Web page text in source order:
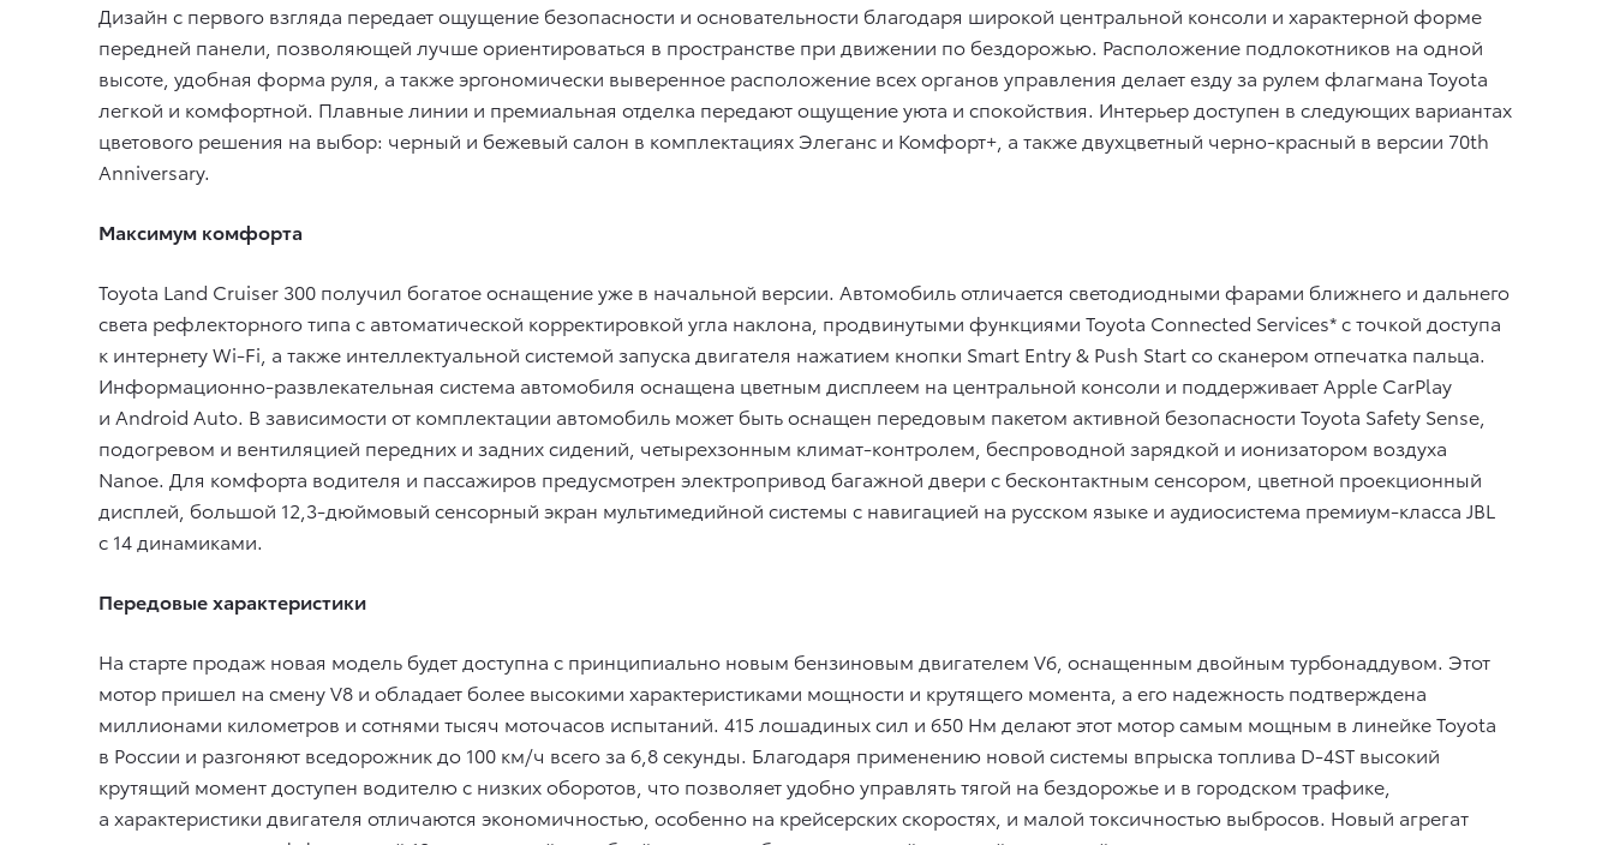
Дизайн с первого взгляда передает ощущение безопасности и основательности благодаря широкой центральной консоли и характерной форме
передней панели, позволяющей лучше ориентироваться в пространстве при движении по бездорожью. Расположение подлокотников на одной
высоте, удобная форма руля, а также эргономически выверенное расположение всех органов управления делает езду за рулем флагмана Toyota
легкой и комфортной. Плавные линии и премиальная отделка передают ощущение уюта и спокойствия. Интерьер доступен в следующих вариантах
цветового решения на выбор: черный и бежевый салон в комплектациях Элеганс и Комфорт+, а также двухцветный черно-красный в версии 70th
Anniversary.
Максимум комфорта
Toyota Land Cruiser 300 получил богатое оснащение уже в начальной версии. Автомобиль отличается светодиодными фарами ближнего и дальнего
света рефлекторного типа с автоматической корректировкой угла наклона, продвинутыми функциями Toyota Connected Services* с точкой доступа
к интернету Wi-Fi, а также интеллектуальной системой запуска двигателя нажатием кнопки Smart Entry & Push Start со сканером отпечатка пальца.
Информационно-развлекательная система автомобиля оснащена цветным дисплеем на центральной консоли и поддерживает Apple CarPlay
и Android Auto. В зависимости от комплектации автомобиль может быть оснащен передовым пакетом активной безопасности Toyota Safety Sense,
подогревом и вентиляцией передних и задних сидений, четырехзонным климат-контролем, беспроводной зарядкой и ионизатором воздуха
Nanoe. Для комфорта водителя и пассажиров предусмотрен электропривод багажной двери с бесконтактным сенсором, цветной проекционный
дисплей, большой 12,3-дюймовый сенсорный экран мультимедийной системы с навигацией на русском языке и аудиосистема премиум-класса JBL
с 14 динамиками.
Передовые характеристики
На старте продаж новая модель будет доступна с принципиально новым бензиновым двигателем V6, оснащенным двойным турбонаддувом. Этот
мотор пришел на смену V8 и обладает более высокими характеристиками мощности и крутящего момента, а его надежность подтверждена
миллионами километров и сотнями тысяч моточасов испытаний. 415 лошадиных сил и 650 Нм делают этот мотор самым мощным в линейке Toyota
в России и разгоняют вседорожник до 100 км/ч всего за 6,8 секунды. Благодаря применению новой системы впрыска топлива D-4ST высокий
крутящий момент доступен водителю с низких оборотов, что позволяет удобно управлять тягой на бездорожье и в городском трафике,
а характеристики двигателя отличаются экономичностью, особенно на крейсерских скоростях, и малой токсичностью выбросов. Новый агрегат